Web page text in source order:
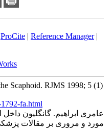
|ProCite|Reference Manager
Scaphoid. RJMS 1998; 5 (1)
1792-fa.html
عامری ابراهیم. گانگلیون داخل
مورد و مروری بر مقالات